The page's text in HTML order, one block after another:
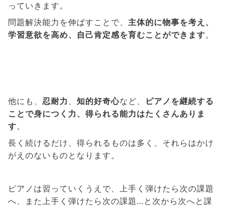
っていきます。
問題解決能力を伸ばすことで、 主体的に物事を考え、
学習意欲を高め、自己肯定感を育むことができます。
他にも、 忍耐力 、 知的好奇心など、
ピアノを継続する
ことで身につく力、得られる能力はたくさんありま
す。
長く続けるだけ、得られるものは多く、それらはかけ
がえのないものとなります。
ピアノは習っていくうえで、上手く弾けたら次の課題
へ、また上手く弾けたら次の課題…と次から次へと課